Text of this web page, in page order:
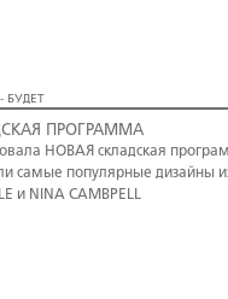
БУДЕТ
ПРОГРАММА
НОВАЯ складская
самые популярные дизайны
и NINA CAMBPELL